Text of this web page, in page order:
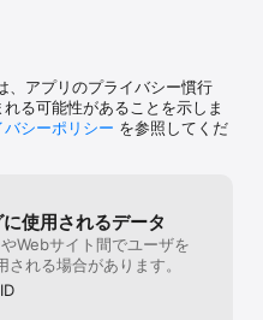
時があります。
のステージに挑戦することが
ることで、使い
いように調整す
ップをさらに細
器と防具が手に
る。　(代わり
1種ではなく3〜
、アプリのプライバシー慣行
る可能性があることを示しま
シーポリシー を参照してくだ
使用されるデータ
Webサイト間でユーザを
れる場合があります。
ID